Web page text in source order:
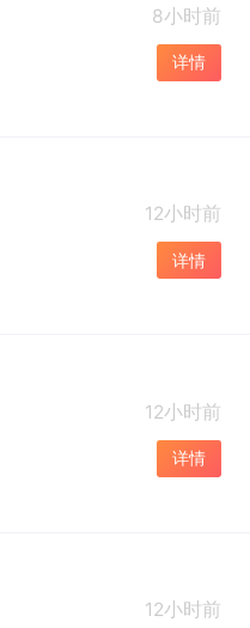
8小时前
详情
12小时前
详情
12小时前
详情
12小时前